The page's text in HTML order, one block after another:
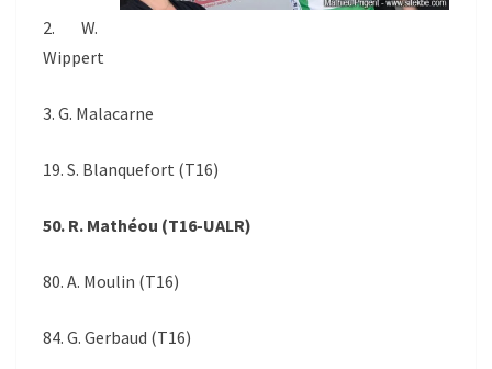
2. W.
Wippert
3. G. Malacarne
19. S. Blanquefort (T16)
50. R. Mathéou (T16-UALR)
80. A. Moulin (T16)
84. G. Gerbaud (T16)